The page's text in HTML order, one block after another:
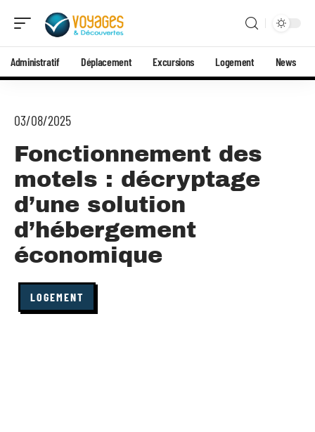
Administratif Déplacement Excursions Logement News
03/08/2025
Fonctionnement des
motels : décryptage
d’une solution
d’hébergement
économique
LOGEMENT